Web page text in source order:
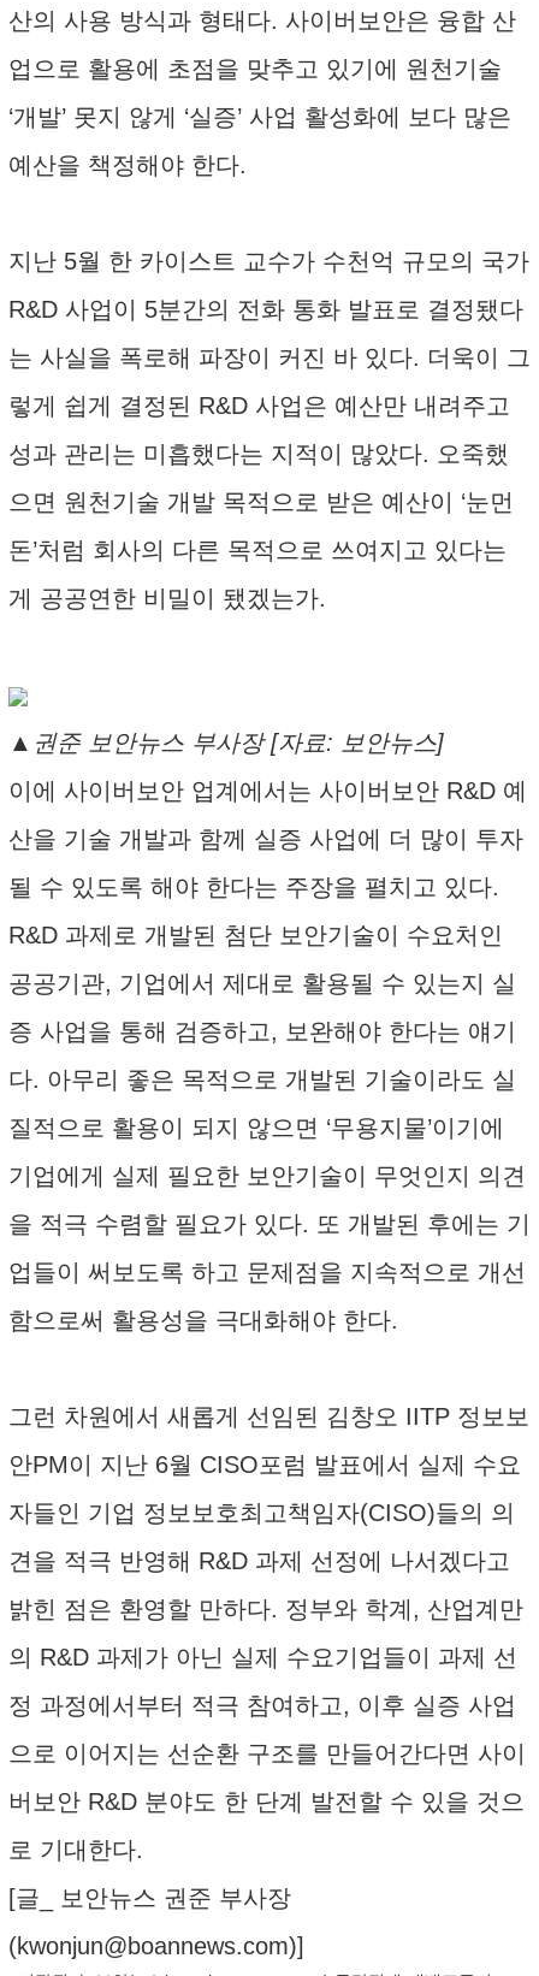
산의 사용 방식과 형태다. 사이버보안은 융합 산
업으로 활용에 초점을 맞추고 있기에 원천기술
‘개발’ 못지 않게 ‘실증’ 사업 활성화에 보다 많은
예산을 책정해야 한다.
지난 5월 한 카이스트 교수가 수천억 규모의 국가
R&D 사업이 5분간의 전화 통화 발표로 결정됐다
는 사실을 폭로해 파장이 커진 바 있다. 더욱이 그
렇게 쉽게 결정된 R&D 사업은 예산만 내려주고
성과 관리는 미흡했다는 지적이 많았다. 오죽했
으면 원천기술 개발 목적으로 받은 예산이 ‘눈먼
돈’처럼 회사의 다른 목적으로 쓰여지고 있다는
게 공공연한 비밀이 됐겠는가.
▲권준 보안뉴스 부사장 [자료: 보안뉴스]
이에 사이버보안 업계에서는 사이버보안 R&D 예
산을 기술 개발과 함께 실증 사업에 더 많이 투자
될 수 있도록 해야 한다는 주장을 펼치고 있다.
R&D 과제로 개발된 첨단 보안기술이 수요처인
공공기관, 기업에서 제대로 활용될 수 있는지 실
증 사업을 통해 검증하고, 보완해야 한다는 얘기
다. 아무리 좋은 목적으로 개발된 기술이라도 실
질적으로 활용이 되지 않으면 ‘무용지물’이기에
기업에게 실제 필요한 보안기술이 무엇인지 의견
을 적극 수렴할 필요가 있다. 또 개발된 후에는 기
업들이 써보도록 하고 문제점을 지속적으로 개선
함으로써 활용성을 극대화해야 한다.
그런 차원에서 새롭게 선임된 김창오 IITP 정보보
안PM이 지난 6월 CISO포럼 발표에서 실제 수요
자들인 기업 정보보호최고책임자(CISO)들의 의
견을 적극 반영해 R&D 과제 선정에 나서겠다고
밝힌 점은 환영할 만하다. 정부와 학계, 산업계만
의 R&D 과제가 아닌 실제 수요기업들이 과제 선
정 과정에서부터 적극 참여하고, 이후 실증 사업
으로 이어지는 선순환 구조를 만들어간다면 사이
버보안 R&D 분야도 한 단계 발전할 수 있을 것으
로 기대한다.
[글_ 보안뉴스 권준 부사장
(kwonjun@boannews.com)]